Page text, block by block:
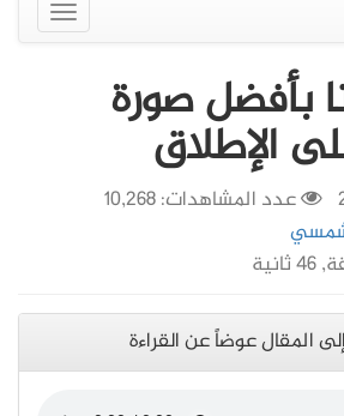
عرض
القائمة
بأفضل صورة
الإطلاق
عدد المشاهدات: 10,268
المقال عوضاً عن القراءة